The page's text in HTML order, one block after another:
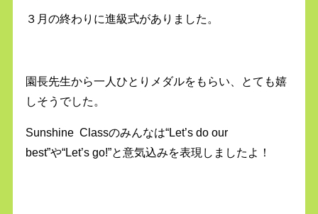
３月の終わりに進級式がありました。
園長先生から一人ひとりメダルをもらい、とても嬉
しそうでした。
Sunshine Classのみんなは“Let’s do our
best”や“Let’s go!”と意気込みを表現しましたよ！